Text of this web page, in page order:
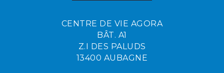
CENTRE DE VIE AGORA
BÂT. A1
Z.I DES PALUDS
13400 AUBAGNE